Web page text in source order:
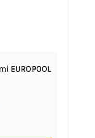
EUROPOOL